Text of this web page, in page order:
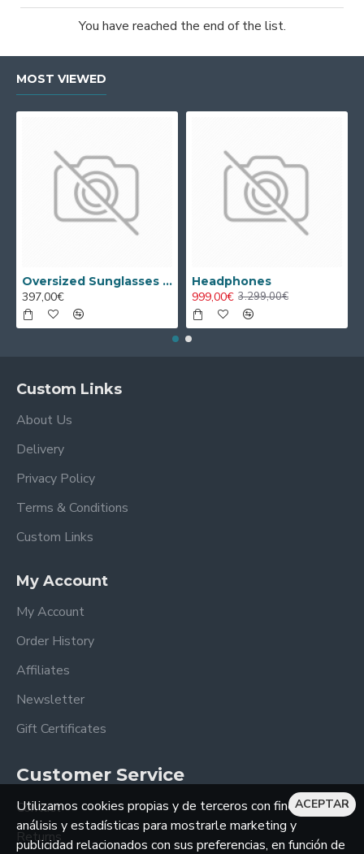
You have reached the end of the list.
MOST VIEWED
Oversized Sunglasses For Long Summer Days
397,00€
Headphones
999,00€ 3.299,00€
Custom Links
About Us
Delivery
Privacy Policy
Terms & Conditions
Custom Links
My Account
My Account
Order History
Affiliates
Newsletter
Gift Certificates
Customer Service
Contact
Returns
ACEPTAR
Utilizamos cookies propias y de terceros con fines de
análisis y estadísticas para mostrarle marketing y
publicidad relacionados con sus preferencias, en función de